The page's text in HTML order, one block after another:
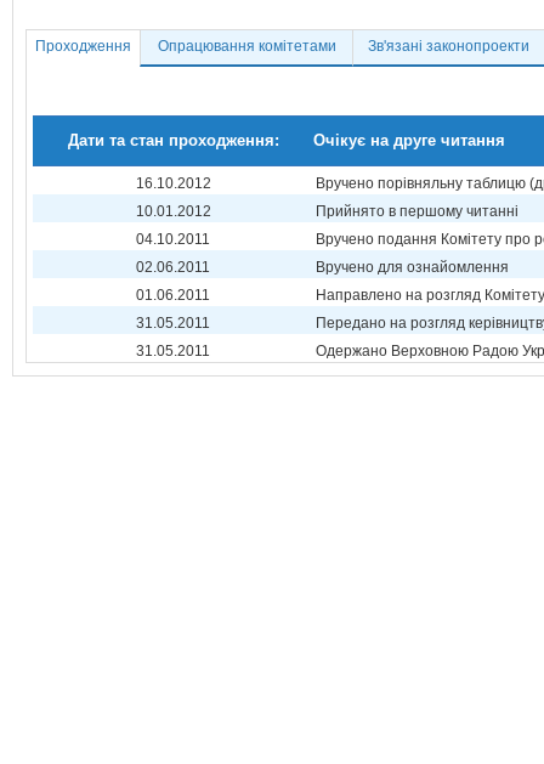
Проходження Опрацювання комітетами Зв'язані законопроекти
Дати та стан проходження: Очікує на друге читання
16.10.2012
Вручено порівняльну таблицю
10.01.2012
Прийнято в першому читанні
04.10.2011
Вручено подання Комітету про
02.06.2011
Вручено для ознайомлення
01.06.2011
Направлено на розгляд Комітету
31.05.2011
Передано на розгляд
31.05.2011
Одержано Верховною Радою